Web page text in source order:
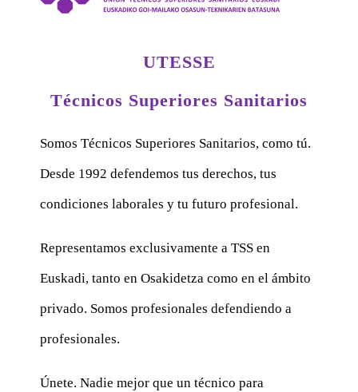
UTESSE
Técnicos Superiores Sanitarios
Somos Técnicos Superiores Sanitarios, como tú.
Desde 1992 defendemos tus derechos, tus
condiciones laborales y tu futuro profesional.
Representamos exclusivamente a TSS en
Euskadi, tanto en Osakidetza como en el ámbito
privado. Somos profesionales defendiendo a
profesionales.
Únete. Nadie mejor que un técnico para